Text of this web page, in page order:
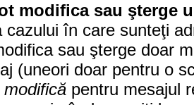
modifica sau şterge
cazului în care sunteţi
sau şterge doar
(uneori doar pentru o
modifică pentru mesajul